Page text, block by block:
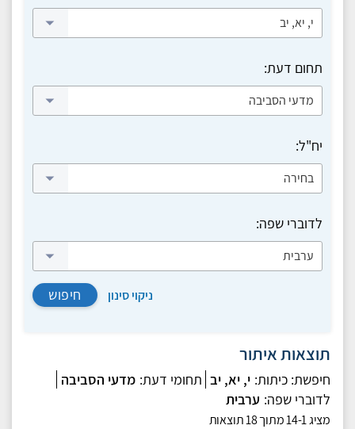
י, יא, יב
תחום דעת:
מדעי הסביבה
יח"ל:
בחירה
לדוברי שפה:
ערבית
ניקוי סינון חיפוש
תוצאות איתור
חיפשת: כיתות: י, יא, יב תחומי דעת: מדעי הסביבה
לדוברי שפה: ערבית
מציג14-1מתוך18תוצאות